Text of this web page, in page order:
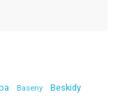
Baseny Beskidy